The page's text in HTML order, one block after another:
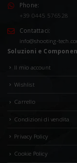
Phone:
+39 0445 576528
Contattaci:
info@shooting-
Soluzioni e
Il mio account
Wishlist
Carrello
Condizioni di vendita
Privacy Policy
Cookie Policy